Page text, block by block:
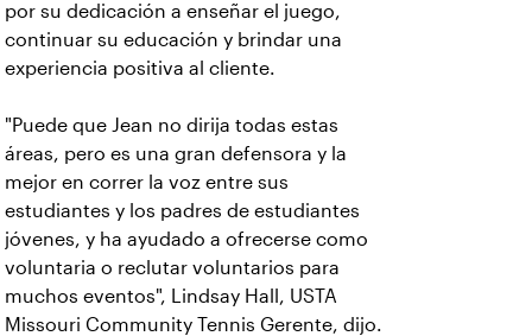
por su dedicación a enseñar el juego,
continuar su educación y brindar una
experiencia positiva al cliente.
"Puede que Jean no dirija todas estas
áreas, pero es una gran defensora y la
mejor en correr la voz entre sus
estudiantes y los padres de estudiantes
jóvenes, y ha ayudado a ofrecerse como
voluntaria o reclutar voluntarios para
muchos eventos", Lindsay Hall, USTA
Missouri Community Tennis Gerente, dijo.